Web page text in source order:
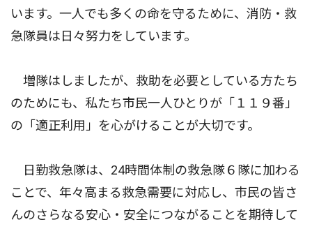
います。一人でも多くの命を守るために、消防・救
急隊員は日々努力をしています。
増隊はしましたが、救助を必要としている方たち
のためにも、私たち市民一人ひとりが「１１９番」
の「適正利用」を心がけることが大切です。
日勤救急隊は、24時間体制の救急隊６隊に加わる
ことで、年々高まる救急需要に対応し、市民の皆さ
んのさらなる安心・安全につながることを期待して